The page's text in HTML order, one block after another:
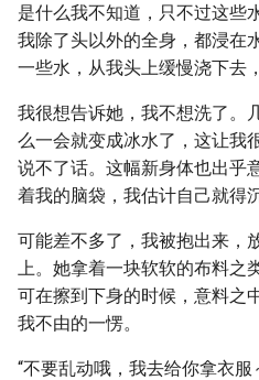
是什么我不知道，只不过这些
我除了头以外的全身，都浸在
一些水，从我头上缓慢浇下去
我很想告诉她，我不想洗了。
么一会就变成冰水了，这让我
说不了话。这幅新身体也出乎
着我的脑袋，我估计自己就得
可能差不多了，我被抱出来，
上。她拿着一块软软的布料之
可在擦到下身的时候，意料之
我不由的一愣。
“不要乱动哦，我去给你拿衣